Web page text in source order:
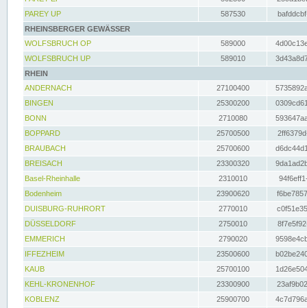
PAREY UP
587530
RHEINSBERGER GEWÄSSER
WOLFSBRUCH OP
589000
WOLFSBRUCH UP
589010
RHEIN
ANDERNACH
27100400
BINGEN
25300200
BONN
2710080
BOPPARD
25700500
BRAUBACH
25700600
BREISACH
23300320
Basel-Rheinhalle
2310010
Bodenheim
23900620
DUISBURG-RUHRORT
2770010
DÜSSELDORF
2750010
EMMERICH
2790020
IFFEZHEIM
23500600
KAUB
25700100
KEHL-KRONENHOF
23300900
KOBLENZ
25900700